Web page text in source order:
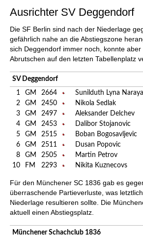
Ausrichter SV Deggendorf
Die SF Berlin sind nach der Niederlage
gefährlich nahe an die Abstiegszone
sich Deggendorf immer noch, konnte
Abrutschen auf den letzten Tabellenplatz
SV Deggendorf
1
GM 2664 Sunilduth Lyna
2
GM 2450 Nikola Sedlak
3
GM 2497 Aleksander Delchev
4
GM 2453 Dalibor Stojanovic
5
GM 2515 Boban Bogosavljevic
6
GM 2511 Dusan Popovic
8
GM 2505 Martin Petrov
10
FM 2293 Nikita Kuznecovs
Für den Münchener SC 1836 gab es
überraschende Partieverluste, was
Niederlage resultieren sollte. Die
aktuell einen Abstiegsplatz.
Münchener Schachclub 1836